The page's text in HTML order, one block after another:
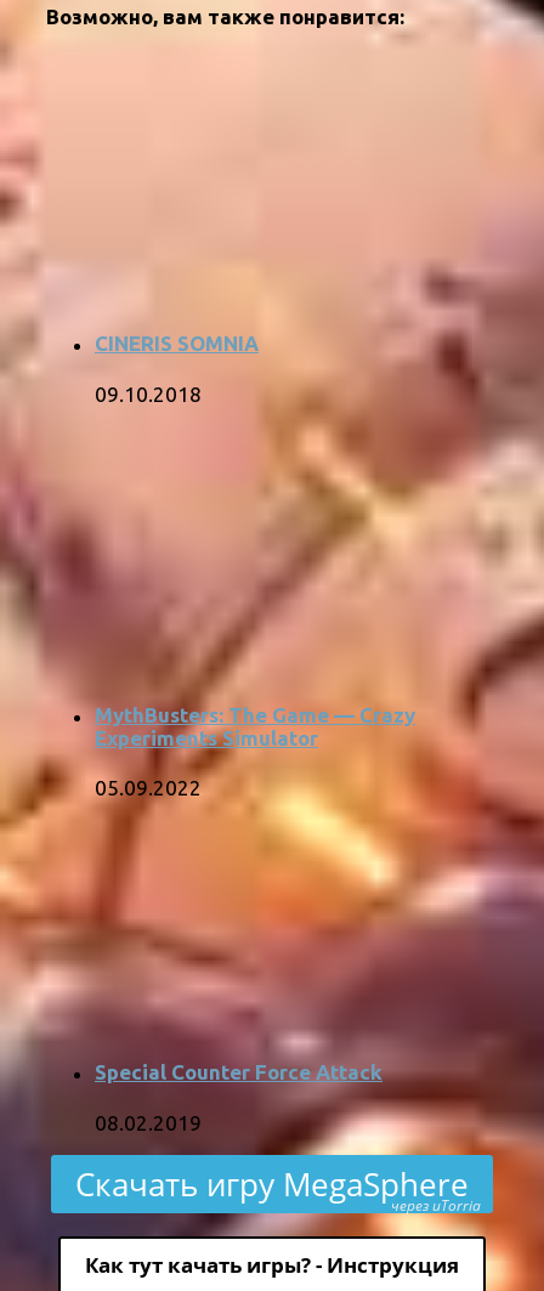
Возможно, вам также понравится:
CINERIS SOMNIA
09.10.2018
MythBusters: The Game — Crazy
Experiments Simulator
05.09.2022
Special Counter Force Attack
08.02.2019
Скачать игру MegaSphere
через uTorria
Как тут качать игры? - Инструкция